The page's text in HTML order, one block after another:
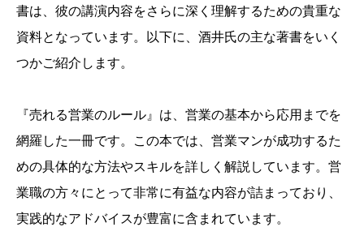
書は、彼の講演内容をさらに深く理解するための貴重な
資料となっています。以下に、酒井氏の主な著書をいく
つかご紹介します。
『売れる営業のルール』は、営業の基本から応用までを
網羅した一冊です。この本では、営業マンが成功するた
めの具体的な方法やスキルを詳しく解説しています。営
業職の方々にとって非常に有益な内容が詰まっており、
実践的なアドバイスが豊富に含まれています。